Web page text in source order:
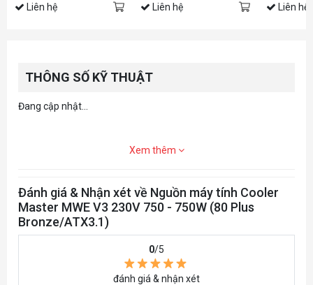
Liên hệ Liên hệ
Liên hệ
THÔNG SỐ KỸ THUẬT
Đang cập nhật...
Xem thêm
Đánh giá & Nhận xét về Nguồn máy tính Cooler
Master MWE V3 230V 750 - 750W (80 Plus
Bronze/ATX3.1)
0/5
đánh giá & nhận xét